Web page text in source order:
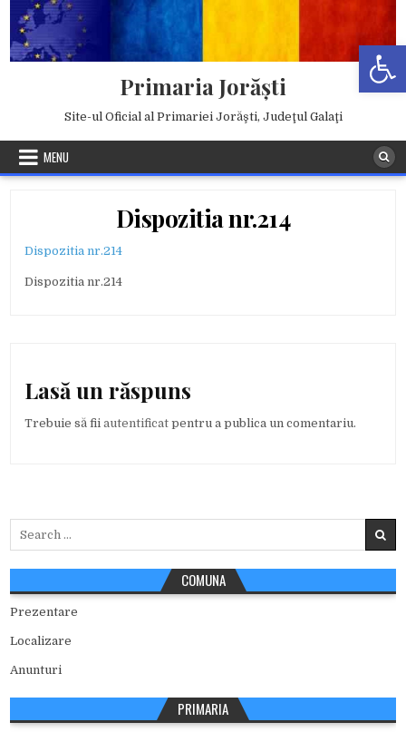
content
Primaria Jorăşti
Site-ul Oficial al Primariei Jorăşti, Judeţul Galaţi
MENU
Dispozitia nr.214
Dispozitia nr.214
Dispozitia nr.214
Lasă un răspuns
Trebuie să fiiautentificat pentru a publica un comentariu.
COMUNA
Prezentare
Localizare
Anunturi
PRIMARIA